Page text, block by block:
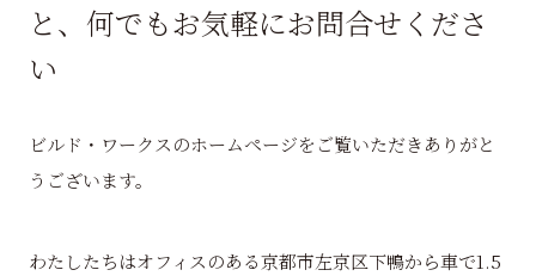
と、何でもお気軽にお問合せくださ
い
ビルド・ワークスのホームページをご覧いただきありがと
うございます。
わたしたちはオフィスのある京都市左京区下鴨から車で1.5